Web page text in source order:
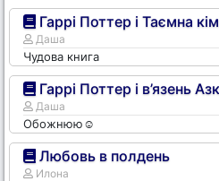
Гаррі Поттер і Таємна
Даша
Чудова книга
Гаррі Поттер і в’язень
Даша
Обожнюю☺️
Любовь в полдень
Илона